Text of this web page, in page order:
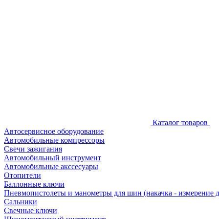
Каталог товаров
Автосервисное оборудование
Автомобильные компрессоры
Свечи зажигания
Автомобильный инструмент
Автомобильные акссесуары
Отопители
Баллонные ключи
Пневмопистолеты и манометры для шин (накачка - измерение
Сальники
Свечные ключи